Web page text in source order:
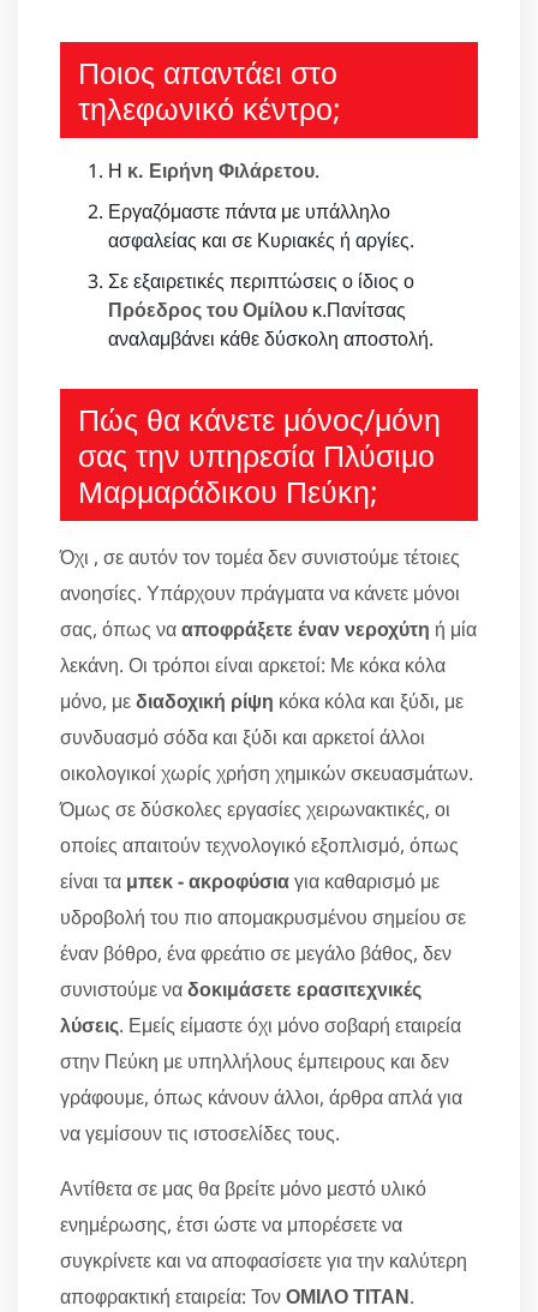
Ποιος απαντάει στο
τηλεφωνικό κέντρο;
Η κ. Ειρήνη Φιλάρετου.
Εργαζόμαστε πάντα με υπάλληλο
ασφαλείας και σε Κυριακές ή αργίες.
Σε εξαιρετικές περιπτώσεις ο ίδιος ο
Πρόεδρος του Ομίλου κ.Πανίτσας
αναλαμβάνει κάθε δύσκολη αποστολή.
Πώς θα κάνετε μόνος/μόνη
σας την υπηρεσία Πλύσιμο
Μαρμαράδικου Πεύκη;
Όχι , σε αυτόν τον τομέα δεν συνιστούμε τέτοιες
ανοησίες. Υπάρχουν πράγματα να κάνετε μόνοι
σας, όπως νααποφράξετε έναν νεροχύτη ή μία
λεκάνη. Οι τρόποι είναι αρκετοί: Με κόκα κόλα
μόνο, μεδιαδοχική ρίψη κόκα κόλα και ξύδι, με
συνδυασμό σόδα και ξύδι και αρκετοί άλλοι
οικολογικοί χωρίς χρήση χημικών σκευασμάτων.
Όμως σε δύσκολες εργασίες χειρωνακτικές, οι
οποίες απαιτούν τεχνολογικό εξοπλισμό, όπως
είναι τα μπεκ - ακροφύσιαγια καθαρισμό με
υδροβολή του πιο απομακρυσμένου σημείου σε
έναν βόθρο, ένα φρεάτιο σε μεγάλο βάθος, δεν
συνιστούμε ναδοκιμάσετε ερασιτεχνικές
λύσεις. Εμείς είμαστε όχι μόνο σοβαρή εταιρεία
στην Πεύκη με υπηλλήλους έμπειρους και δεν
γράφουμε, όπως κάνουν άλλοι, άρθρα απλά για
να γεμίσουν τις ιστοσελίδες τους.
Αντίθετα σε μας θα βρείτε μόνο μεστό υλικό
ενημέρωσης, έτσι ώστε να μπορέσετε να
συγκρίνετε και να αποφασίσετε για την καλύτερη
αποφρακτική εταιρεία: ΤονΟΜΙΛΟ ΤΙΤΑΝ.